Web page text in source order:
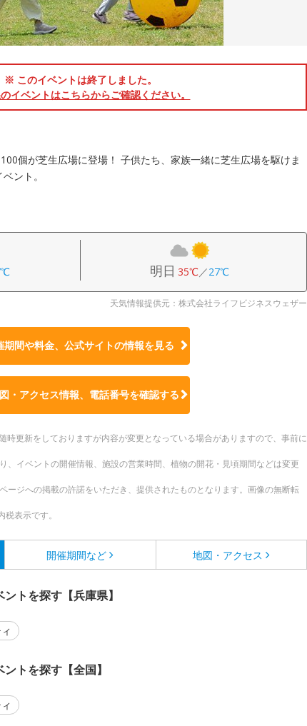
※ このイベントは終了しました。
イベントはこちらからご確認ください。
個が芝生広場に登場！ 子供たち、家族一緒に芝生広場を駆けま
ント。
明日 35℃／27℃
天気情報提供元：株式会社ライフビジネスウェザー
期間や料金、公式サイトの情報を見る
・アクセス情報、電話番号を確認する
更新をしておりますが内容が変更となっている場合がありますので、事前に
、イベントの開催情報、施設の営業時間、植物の開花・見頃期間などは変更
ージへの掲載の許諾をいただき、提供されたものとなります。画像の無断転
表示です。
開催期間など 地図・アクセス
トを探す【兵庫県】
トを探す【全国】